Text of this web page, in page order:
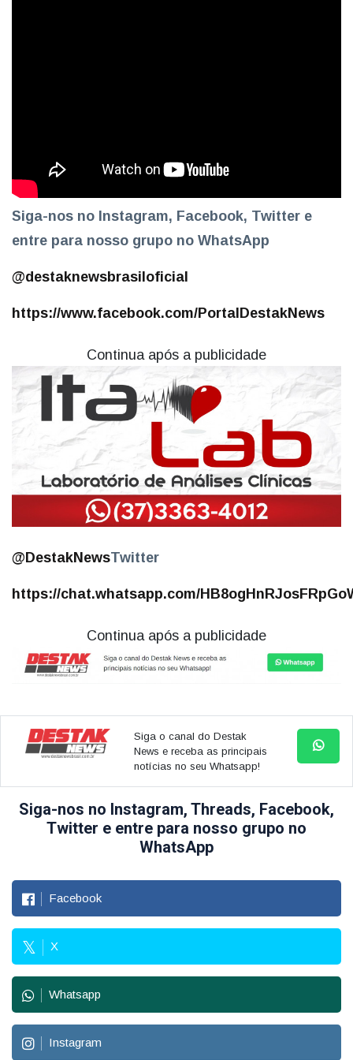
Siga-nos no Instagram, Facebook, Twitter e
entre para nosso grupo no WhatsApp
@destaknewsbrasiloficial
https://www.facebook.com/PortalDestakNews
Continua após a publicidade
@DestakNewsTwitter
https://chat.whatsapp.com/
Continua após a publicidade
Siga o canal do Destak
News e receba as principais
notícias no seu Whatsapp!
Siga-nos no Instagram, Threads, Facebook,
Twitter e entre para nosso grupo no
WhatsApp
Facebook
X
Whatsapp
Instagram